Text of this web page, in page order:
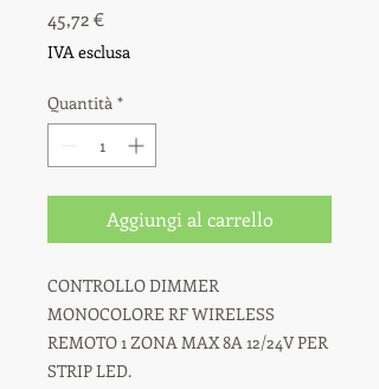
45,72 €Prezzo
IVA esclusa
Quantità *
Aggiungi al carrello
CONTROLLO DIMMER
MONOCOLORE RF WIRELESS
REMOTO 1 ZONA MAX 8A 12/24V PER
STRIP LED.